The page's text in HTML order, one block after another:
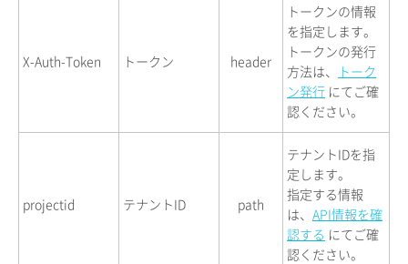
X-Auth-Token トークン header
トークンの情報
を指定します。
トークンの発行
方法は、
トーク
ン発行 にてご確
認ください。
projectid テナントID path
テナントIDを指
定します。
指定する情報
は、 API情報を確
認する にてご確
認ください。